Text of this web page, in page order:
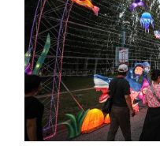
地方频道
北京 天津
辽宁 吉林